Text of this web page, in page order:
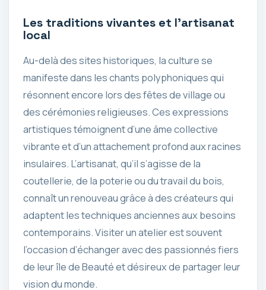
Les traditions vivantes et l’artisanat
local
Au-delà des sites historiques, la culture se
manifeste dans les chants polyphoniques qui
résonnent encore lors des fêtes de village ou
des cérémonies religieuses. Ces expressions
artistiques témoignent d’une âme collective
vibrante et d’un attachement profond aux racines
insulaires. L’artisanat, qu’il s’agisse de la
coutellerie, de la poterie ou du travail du bois,
connaît un renouveau grâce à des créateurs qui
adaptent les techniques anciennes aux besoins
contemporains. Visiter un atelier est souvent
l’occasion d’échanger avec des passionnés fiers
de leur île de Beauté et désireux de partager leur
vision du monde.